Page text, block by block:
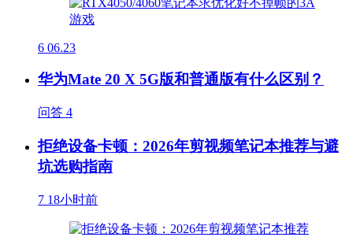
6 06.23
华为Mate 20 X 5G版和普通版有什么区别？
问答 4
拒绝设备卡顿：2026年剪视频笔记本推荐与避
坑选购指南
7 18小时前